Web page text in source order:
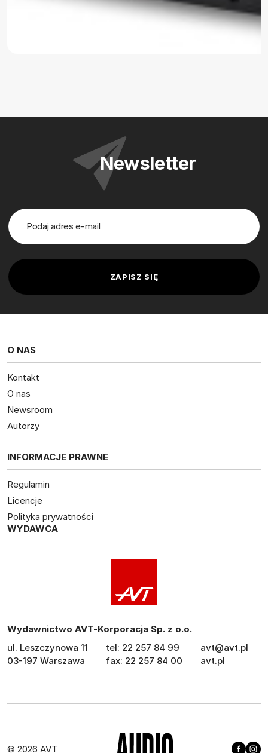
Newsletter
O NAS
Kontakt
O nas
Newsroom
Autorzy
INFORMACJE PRAWNE
Regulamin
Licencje
Polityka prywatności
WYDAWCA
Wydawnictwo AVT-Korporacja Sp. z o.o.
ul. Leszczynowa 11
03-197 Warszawa
tel: 22 257 84 99
fax: 22 257 84 00
avt@avt.pl
avt.pl
© 2026 AVT